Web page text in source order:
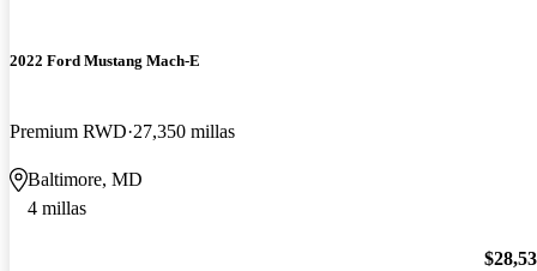
2022 Ford Mustang Mach-E
Premium RWD 27,350 millas
Baltimore, MD
4 millas